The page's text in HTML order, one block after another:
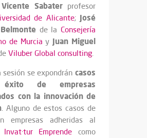
Vicente Sabaterprofesor
de Alicante; José
de la Consejería
de Murcia y Juan Miguel
Viluber Global consulting.
sesión se expondrán casos
de empresas
con la innovación de
. Alguno de estos casos de
empresas adheridas al
Invat·tur Emprende como